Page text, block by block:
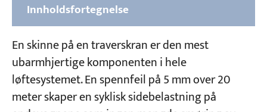
Innholdsfortegnelse
montering av skinner på traverskraner
Bestemmelse av stigning for montering av
traverskranskinne
En skinne på en traverskran er den mest
ubarmhjertige komponenten i hele
løftesystemet. En spennfeil på 5 mm over 20
meter skaper en syklisk sidebelastning på